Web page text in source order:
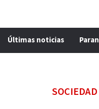
Últimas noticias
SOCIEDAD